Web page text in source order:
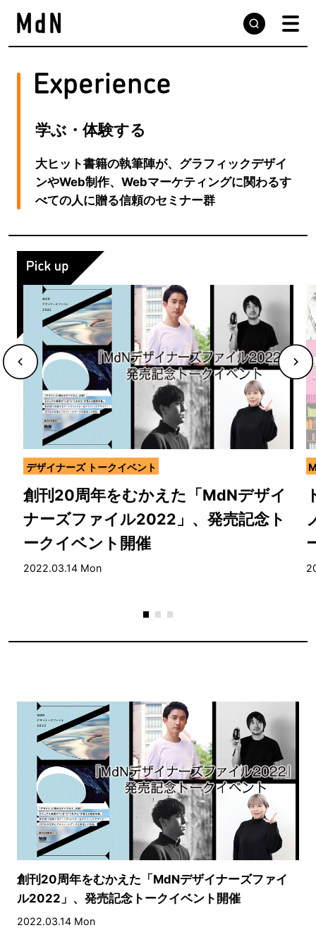
学ぶ・体験する
大ヒット書籍の執筆陣が、グラフィックデザイ
ンやWeb制作、Webマーケティングに関わるす
べての人に贈る信頼のセミナー群
デザイナーズ トークイベント
創刊20周年をむかえた「MdNデザイ
ナーズファイル2022」、発売記念ト
ークイベント開催
2022.03.14 Mon
創刊20周年をむかえた「MdNデザイナーズファイ
ル2022」、発売記念トークイベント開催
2022.03.14 Mon